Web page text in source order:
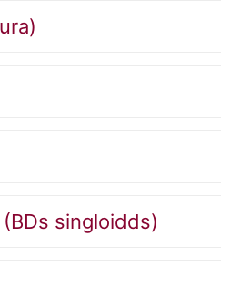
singloidds)